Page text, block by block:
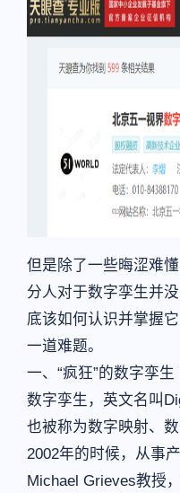
但是除了一些晦涩难
分人对于数字孪生并
底该如何认识并掌握
一道难题。
一、“疯狂”的数字孪生
数字孪生，英文名叫
也被称为数字映射、数
2002年的时候，从事
Michael Grieves教授